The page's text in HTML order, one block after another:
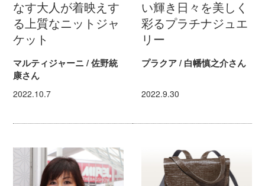
なす大人が着映えす
る上質なニットジャ
ケット
マルティジャーニ / 佐野統
康さん
2022.10.7
い輝き日々を美しく
彩るプラチナジュエ
リー
プラクア / 白幡慎之介さん
2022.9.30